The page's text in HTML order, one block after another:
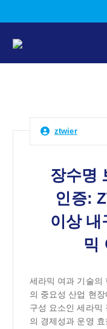
ztwier
장수명
인증:
이상 내
믹
세라믹 여과 기술의
의 중요성 산업 현
구성 요소인 세라믹
의 경제성과 운영